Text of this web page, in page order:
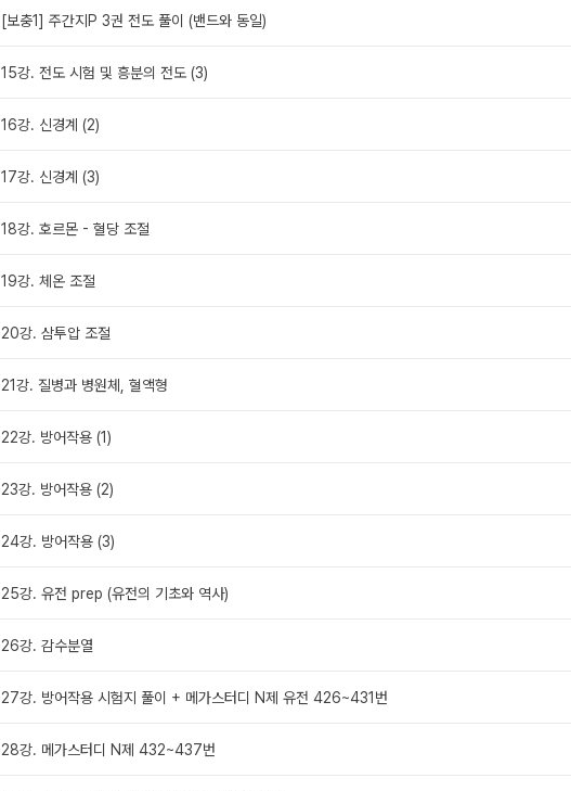
[보충1] 주간지P 3권 전도 풀이 (밴드와 동일)
15강. 전도 시험 및 흥분의 전도 (3)
16강. 신경계 (2)
17강. 신경계 (3)
18강. 호르몬 - 혈당 조절
19강. 체온 조절
20강. 삼투압 조절
21강. 질병과 병원체, 혈액형
22강. 방어작용 (1)
23강. 방어작용 (2)
24강. 방어작용 (3)
25강. 유전 prep (유전의 기초와 역사)
26강. 감수분열
27강. 방어작용 시험지 풀이 + 메가스터디 N제 유전 426~431번
28강. 메가스터디 N제 432~437번